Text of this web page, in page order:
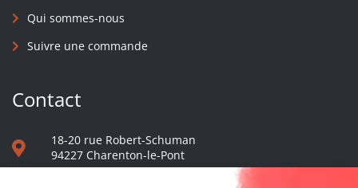
Qui sommes-nous
Suivre une commande
Contact
18-20 rue Robert-Schuman
94227 Charenton-le-Pont